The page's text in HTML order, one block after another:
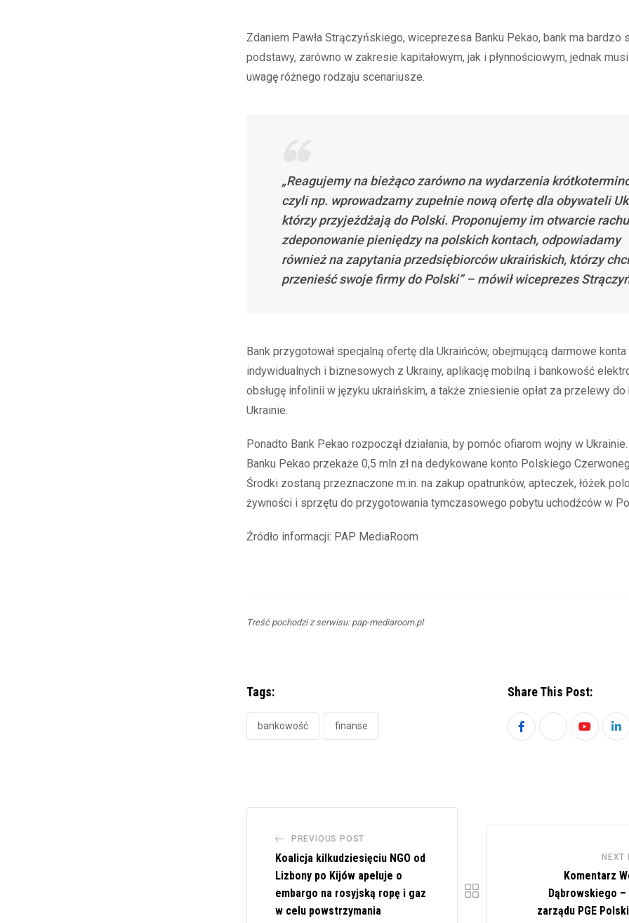
Zdaniem Pawła Strączyńskiego, wiceprezesa Banku Pekao, bank ma bardzo
podstawy, zarówno w zakresie kapitałowym, jak i płynnościowym, jednak
uwagę różnego rodzaju scenariusze.
„Reagujemy na bieżąco zarówno na wydarzenia
czyli np. wprowadzamy zupełnie nową ofertę dla obywateli
którzy przyjeżdżają do Polski. Proponujemy im otwarcie
zdeponowanie pieniędzy na polskich kontach, odpowiadamy
również na zapytania przedsiębiorców ukraińskich, którzy
przenieść swoje firmy do Polski” – mówił wiceprezes
Bank przygotował specjalną ofertę dla Ukraińców, obejmującą darmowe
indywidualnych i biznesowych z Ukrainy, aplikację mobilną i bankowość
obsługę infolinii w języku ukraińskim, a także zniesienie opłat za przelewy do
Ukrainie.
Ponadto Bank Pekao rozpoczął działania, by pomóc ofiarom wojny w
Banku Pekao przekaże 0,5 mln zł na dedykowane konto Polskiego
Środki zostaną przeznaczone m.in. na zakup opatrunków, apteczek, łóżek
żywności i sprzętu do przygotowania tymczasowego pobytu uchodźców w
Źródło informacji: PAP MediaRoom
Treść pochodzi z serwisu: pap-mediaroom.pl
Tags:
bankowość finanse
Share This Post:
Youtube
PREVIOUS POST
Koalicja kilkudziesięciu NGO od
Lizbony po Kijów apeluje o
embargo na rosyjską ropę i gaz
w celu powstrzymania
NEXT
Komentarz
Dąbrowskiego
zarządu PGE